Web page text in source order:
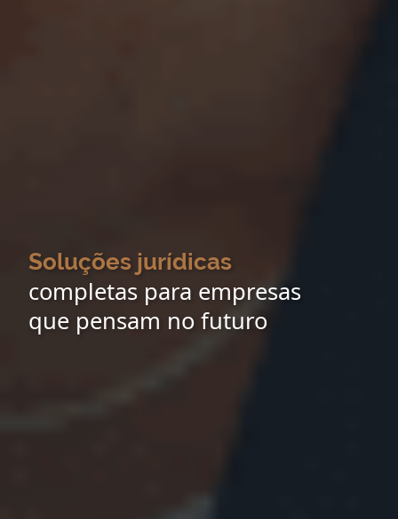
Soluções jurídicas
completas para empresas
que pensam no futuro